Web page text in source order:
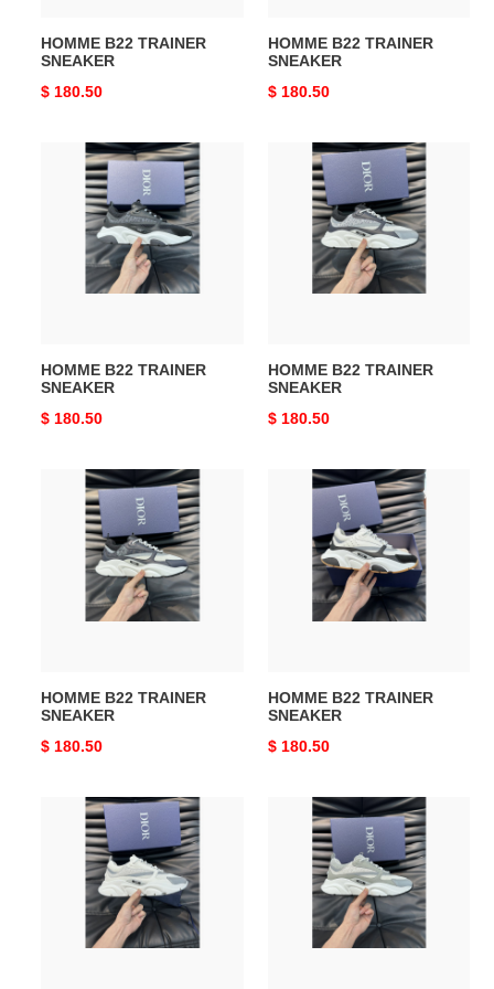
HOMME B22 TRAINER
SNEAKER
Original
$ 180.50
HOMME B22 TRAINER
SNEAKER
Original
$ 180.50
HOMME
TRAINER
SNEAKER
HOMME B22 TRAINER
SNEAKER
Original
$ 180.50
HOMME
TRAINER
SNEAKER
HOMME B22 TRAINER
SNEAKER
Original
$ 180.50
HOMME
TRAINER
SNEAKER
HOMME B22 TRAINER
SNEAKER
Original
$ 180.50
HOMME
TRAINER
SNEAKER
HOMME B22 TRAINER
SNEAKER
Original
$ 180.50
HOMME
TRAINER
SNEAKER
HOMME
TRAINER
SNEAKER